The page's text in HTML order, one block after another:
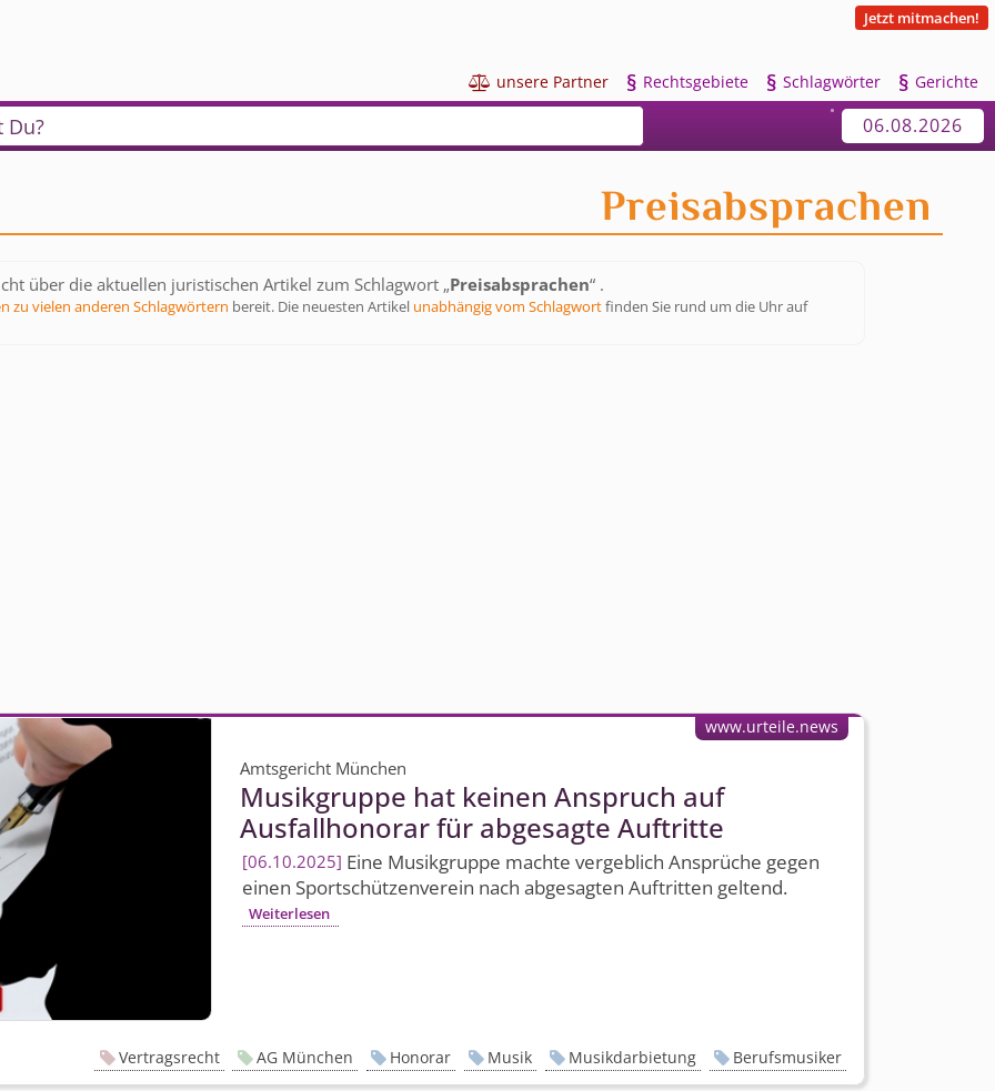
Jetzt mitmachen!
 unsere Partner § Rechtsgebiete § Schlagwörter § Gerichte
Du? 06.08.2026
Preisabsprachen
über die aktuellen juristischen Artikel zum Schlagwort „Preisabsprachen“ .
zu vielen anderen Schlagwörtern bereit. Die neuesten Artikel unabhängig vom Schlagwortfinden Sie rund um die Uhr auf
Amtsgericht München
Musikgruppe hat keinen Anspruch auf
Ausfallhonorar für abgesagte Auftritte
06.10.2025 Eine Musikgruppe machte vergeblich Ansprüche gegen
einen Sportschützenverein nach abgesagten Auftritten geltend.
Weiterlesen
www.urteile.news
Vertragsrecht AG München Honorar Musik Musikdarbietung Berufsmusiker